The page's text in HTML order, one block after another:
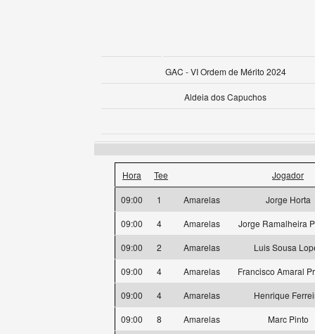
GAC - VI Ordem de Mérito 2024
Aldeia dos Capuchos
Hora Tee Jogador
09:00 1 Amarelas
Jorge Horta
09:00
4 Amarelas
Jorge Ramalheira
09:00
2 Amarelas
Luis Sousa
09:00
4 Amarelas
Francisco Amaral
09:00
4 Amarelas
Henrique
09:00
8 Amarelas
Marc Pinto